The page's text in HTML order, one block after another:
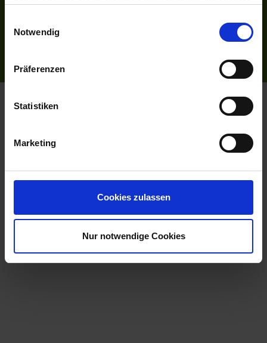
Notwendig
Präferenzen
Statistiken
Marketing
Cookies zulassen
Nur notwendige Cookies
Datenschutzerklärung